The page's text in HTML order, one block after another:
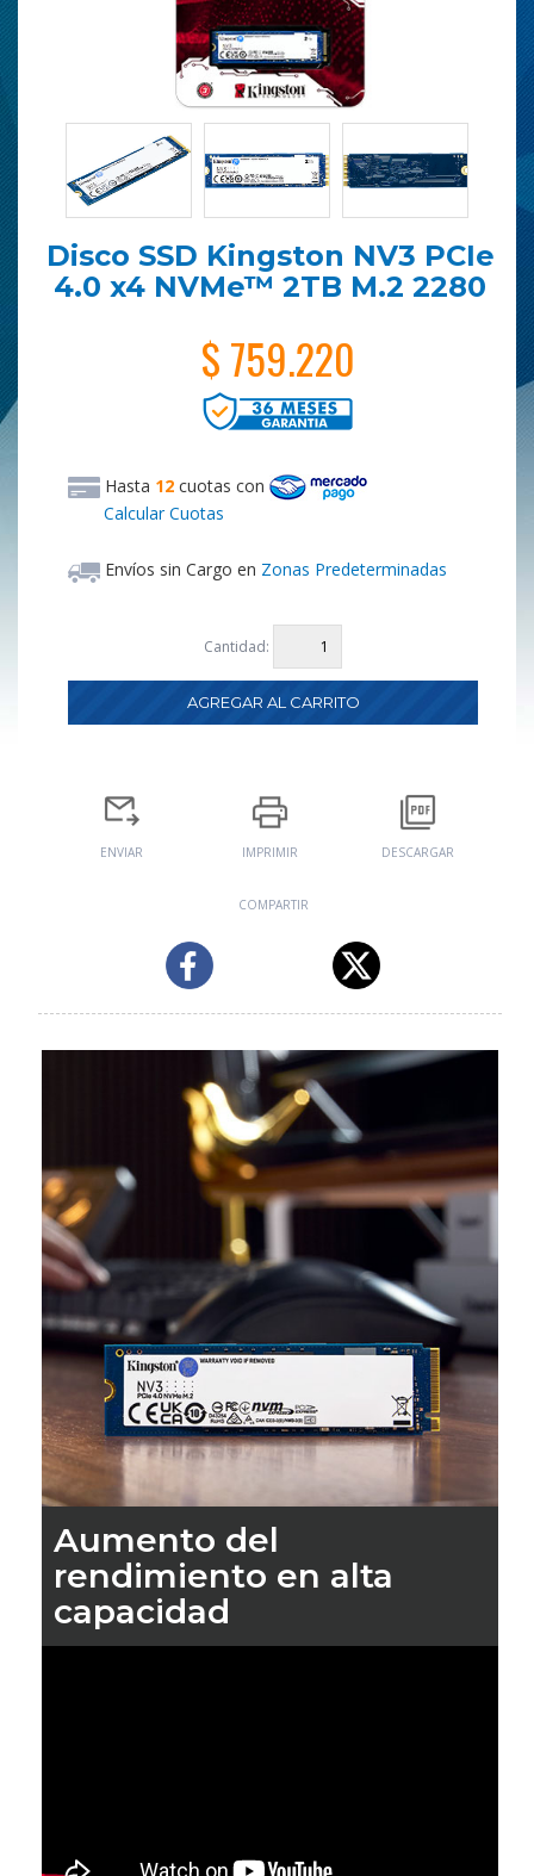
Disco SSD Kingston NV3 PCIe
4.0 x4 NVMe™ 2TB M.2 2280
$ 759.220
Hasta 12 cuotas con
Calcular Cuotas
Envíos sin Cargo en Zonas Predeterminadas
Cantidad:
ENVIAR IMPRIMIR DESCARGAR
COMPARTIR
Aumento del
rendimiento en alta
capacidad